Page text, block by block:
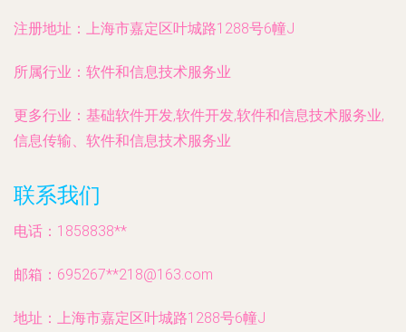
注册地址： 上海市嘉定区叶城路1288号6幢J
所属行业： 软件和信息技术服务业
更多行业： 基础软件开发,软件开发,软件和信息技术服务业,
信息传输、软件和信息技术服务业
联系我们
电话：1858838**
邮箱：695267**218@163.com
地址：上海市嘉定区叶城路1288号6幢J